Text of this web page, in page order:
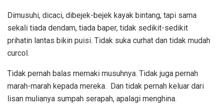
Dimusuhi, dicaci, dibejek-bejek kayak bintang, tapi sama
sekali tiada dendam, tiada baper, tidak sedikit-sedikit
prihatin lantas bikin puisi. Tidak suka curhat dan tidak mudah
curcol.
Tidak pernah balas memaki musuhnya. Tidak juga pernah
marah-marah kepada mereka. Dan tidak pernah keluar dari
lisan mulianya sumpah serapah, apalagi menghina.